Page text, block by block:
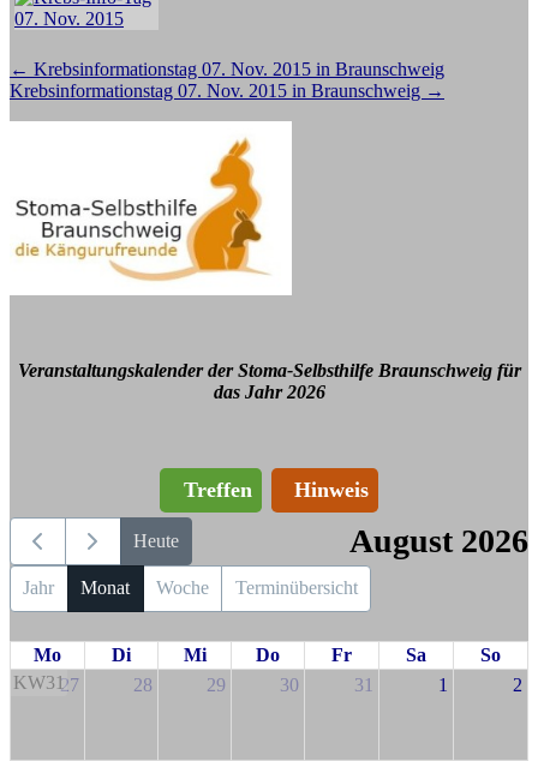
Beitragsnavigation
← Krebsinformationstag 07. Nov. 2015 in Braunschweig
Krebsinformationstag 07. Nov. 2015 in Braunschweig →
Veranstaltungskalender der Stoma-Selbsthilfe Braunschweig für
das Jahr 2026
Treffen Hinweis
Heute August 2026
Jahr Monat Woche Terminübersicht
Mo Di Mi Do Fr Sa
So
KW3127 28 29 30 31 1 2